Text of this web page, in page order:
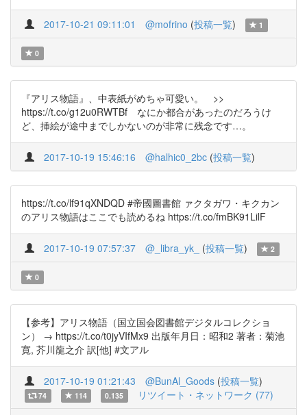
2017-10-21 09:11:01 @mofrino (投稿一覧) 1
0
『アリス物語』、中表紙がめちゃ可愛い。 >>
https://t.co/g12u0RWTBf なにか都合があったのだろうけ
ど、挿絵が途中までしかないのが非常に残念です…。
2017-10-19 15:46:16 @halhic0_2bc (投稿一覧)
https://t.co/lf91qXNDQD #帝國圖書館 ァクタガワ・キクカン
のアリス物語はここでも読めるね https://t.co/fmBK91LilF
2017-10-19 07:57:37 @_libra_yk_ (投稿一覧) 2
0
【参考】アリス物語（国立国会図書館デジタルコレクショ
ン） → https://t.co/t0jyVIfMx9 出版年月日：昭和2 著者：菊池
寛, 芥川龍之介 訳[他] #文アル
2017-10-19 01:21:43 @BunAl_Goods (投稿一覧)
74 114 0.135 リツイート・ネットワーク (77)